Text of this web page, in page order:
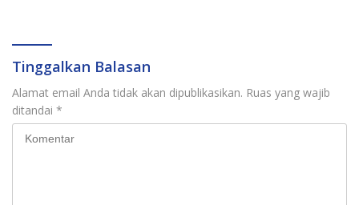
Tinggalkan Balasan
Alamat email Anda tidak akan dipublikasikan. Ruas yang wajib
ditandai *